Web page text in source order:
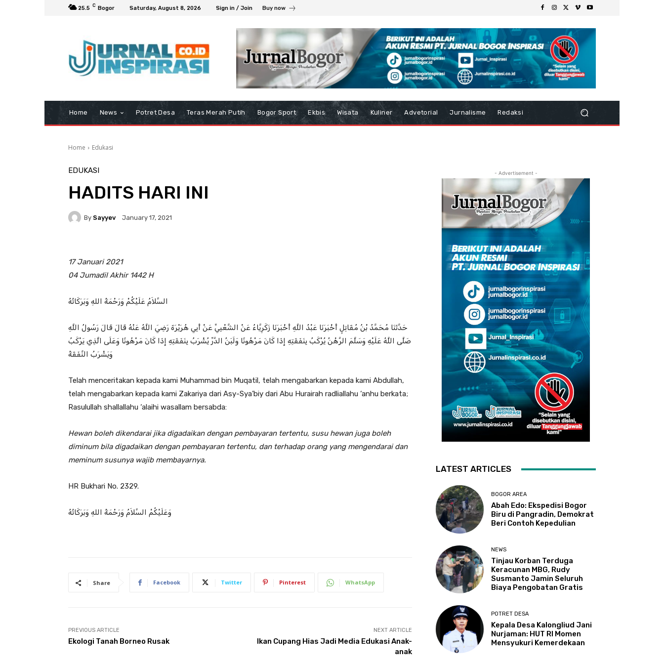
25.5 C Bogor Saturday, August 8, 2026 Sign in / Join Buy now
Home News Potret Desa Teras Merah Putih Bogor Sport Ekbis Wisata Kuliner Advetorial Jurnalisme Redaksi
Home Edukasi
EDUKASI
HADITS HARI INI
By Sayyev January 17, 2021
17 Januari 2021
04 Jumadil Akhir 1442 H
السَّلاَمُ عَلَيْكُمْ وَرَحْمَةُ اللهِ وَبَرَكَاتُهُ
حَدَّثَنَا مُحَمَّدُ بْنُ مُقَاتِلٍ أَخْبَرَنَا عَبْدُ اللَّهِ أَخْبَرَنَا زَكَرِيَّاءُ عَنْ الشَّعْبِيِّ عَنْ أَبِي هُرَيْرَةَ رَضِيَ اللَّهُ عَنْهُ قَالَ قَالَ رَسُولُ اللَّهِ
صَلَّى اللَّهُ عَلَيْهِ وَسَلَّمَ الرَّهْنُ يُرْكَبُ بِنَفَقَتِهِ إِذَا كَانَ مَرْهُونًا وَلَبَنُ الدَّرِّ يُشْرَبُ بِنَفَقَتِهِ إِذَا كَانَ مَرْهُونًا وَعَلَى الَّذِي يَرْكَبُ
وَيَشْرَبُ النَّفَقَةُ
Telah menceritakan kepada kami Muhammad bin Muqatil, telah mengabarkan kepada kami Abdullah,
telah mengabarkan kepada kami Zakariya dari Asy-Sya’biy dari Abu Hurairah radliallahu ‘anhu berkata;
Rasulullah shallallahu ‘alaihi wasallam bersabda:
Hewan boleh dikendarai jika digadaikan dengan pembayaran tertentu, susu hewan juga boleh
diminum bila digadaikan dengan pembayaran tertentu, dan terhadap orang yang mengendarai dan
meminum susunya wajib membayarnya.
HR Bukhari No. 2329.
وَعَلَيْكُمْ السَّلاَمُ وَرَحْمَةُ اللهِ وَبَرَكَاتُهُ
Share Facebook Twitter Pinterest WhatsApp
PREVIOUS ARTICLE
Ekologi Tanah Borneo Rusak
NEXT ARTICLE
Ikan Cupang Hias Jadi Media Edukasi Anak-
anak
- Advertisement -
LATEST ARTICLES
BOGOR AREA
Abah Edo: Ekspedisi Bogor
Biru di Pangradin, Demokrat
Beri Contoh Kepedulian
NEWS
Tinjau Korban Terduga
Keracunan MBG, Rudy
Susmanto Jamin Seluruh
Biaya Pengobatan Gratis
POTRET DESA
Kepala Desa Kalongliud Jani
Nurjaman: HUT RI Momen
Mensyukuri Kemerdekaan